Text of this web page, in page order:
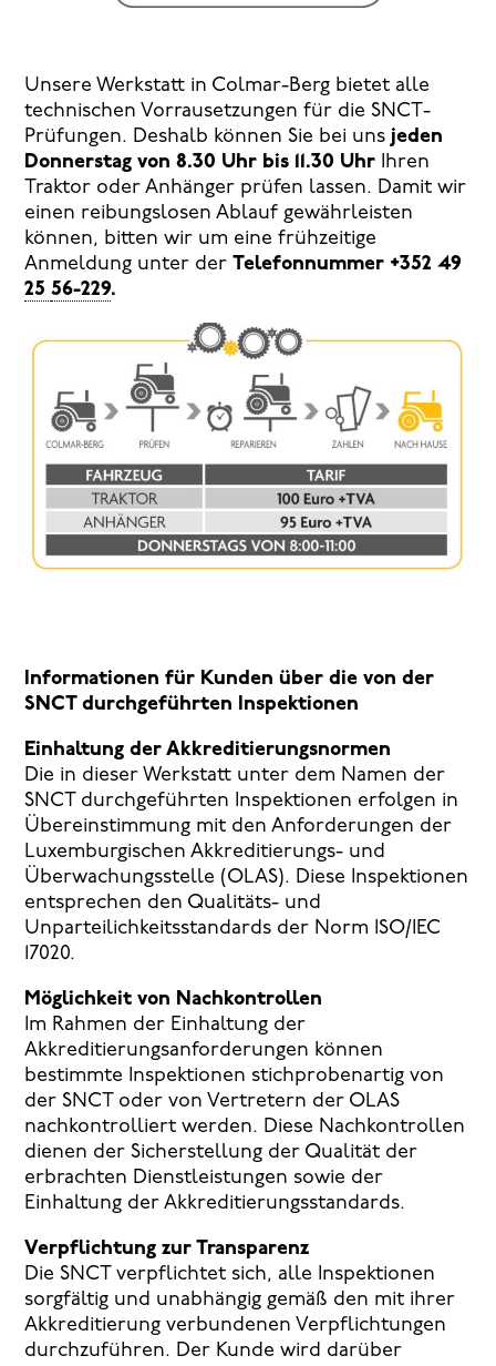
Unsere Werkstatt in Colmar-Berg bietet alle
technischen Vorrausetzungen für die SNCT-
Prüfungen. Deshalb können Sie bei unsjeden
Donnerstag von 8.30 Uhr bis 11.30 Uhr Ihren
Traktor oder Anhänger prüfen lassen. Damit wir
einen reibungslosen Ablauf gewährleisten
können, bitten wir um eine frühzeitige
Anmeldung unter derTelefonnummer +352 49
2556-229.
Informationen für Kunden über die von der
SNCT durchgeführten Inspektionen
Einhaltung der Akkreditierungsnormen
Die in dieser Werkstatt unter dem Namen der
SNCT durchgeführten Inspektionen erfolgen in
Übereinstimmung mit den Anforderungen der
Luxemburgischen Akkreditierungs- und
Überwachungsstelle (OLAS). Diese Inspektionen
entsprechen den Qualitäts- und
Unparteilichkeitsstandards der Norm ISO/IEC
17020.
Möglichkeit von Nachkontrollen
Im Rahmen der Einhaltung der
Akkreditierungsanforderungen können
bestimmte Inspektionen stichprobenartig von
der SNCT oder von Vertretern der OLAS
nachkontrolliert werden. Diese Nachkontrollen
dienen der Sicherstellung der Qualität der
erbrachten Dienstleistungen sowie der
Einhaltung der Akkreditierungsstandards.
Verpflichtung zur Transparenz
Die SNCT verpflichtet sich, alle Inspektionen
sorgfältig und unabhängig gemäß den mit ihrer
Akkreditierung verbundenen Verpflichtungen
durchzuführen. Der Kunde wird darüber